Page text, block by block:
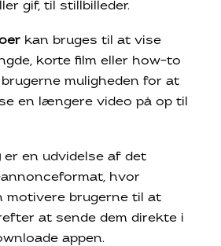
gif, til stillbilleder.
kan bruges til at vise
korte film eller how-to
muligheden for at
en længere video på op til
er en udvidelse af det
hvor
motivere brugerne til at
at sende dem direkte i
appen.